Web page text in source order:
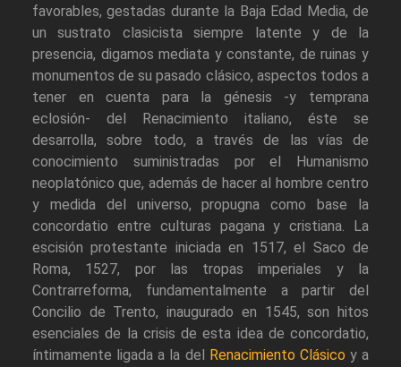
favorables, gestadas durante la Baja Edad Media, de
un sustrato clasicista siempre latente y de la
presencia, digamos mediata y constante, de ruinas y
monumentos de su pasado clásico, aspectos todos a
tener en cuenta para la génesis -y temprana
eclosión- del Renacimiento italiano, éste se
desarrolla, sobre todo, a través de las vías de
conocimiento suministradas por el Humanismo
neoplatónico que, además de hacer al hombre centro
y medida del universo, propugna como base la
concordatio entre culturas pagana y cristiana. La
escisión protestante iniciada en 1517, el Saco de
Roma, 1527, por las tropas imperiales y la
Contrarreforma, fundamentalmente a partir del
Concilio de Trento, inaugurado en 1545, son hitos
esenciales de la crisis de esta idea de concordatio,
íntimamente ligada a la del
Renacimiento Clásico y a